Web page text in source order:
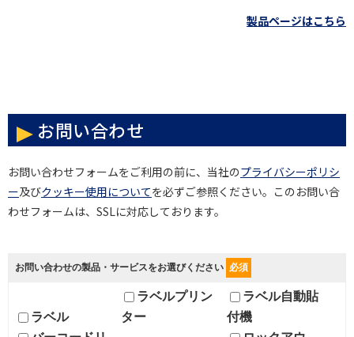
製品ページはこちら
お問い合わせ
お問い合わせフォームをご利用の前に、当社のプライバシーポリシ
ー及びクッキー使用についてを必ずご参照ください。このお問い合
わせフォームは、SSLに対応しております。
お問い合わせの製品・サービスをお選びください 必須
ラベル
ラベルプリン
ター
ラベル自動貼
付機